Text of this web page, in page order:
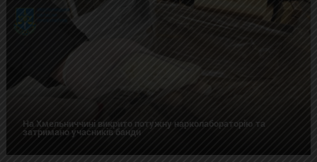
На Хмельниччині викрито потужну нарколабораторію та
затримано учасників банди